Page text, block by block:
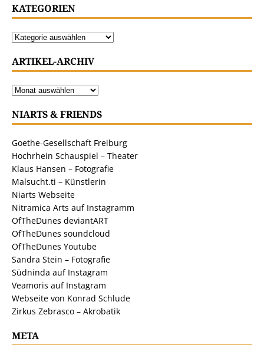
KATEGORIEN
ARTIKEL-ARCHIV
NIARTS & FRIENDS
Goethe-Gesellschaft Freiburg
Hochrhein Schauspiel – Theater
Klaus Hansen – Fotografie
Malsucht.ti – Künstlerin
Niarts Webseite
Nitramica Arts auf Instagramm
OfTheDunes deviantART
OfTheDunes soundcloud
OfTheDunes Youtube
Sandra Stein – Fotografie
Südninda auf Instagram
Veamoris auf Instagram
Webseite von Konrad Schlude
Zirkus Zebrasco – Akrobatik
META